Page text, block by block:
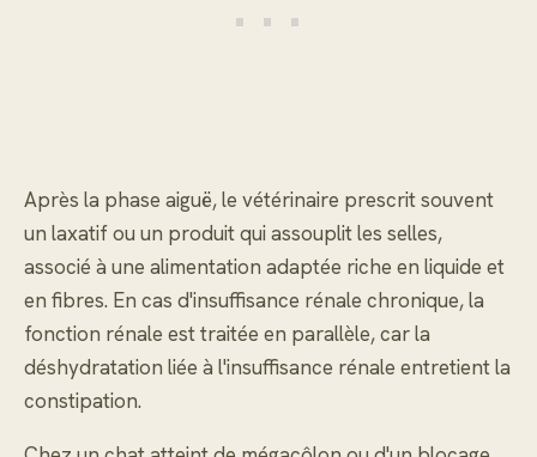
Après la phase aiguë, le vétérinaire prescrit souvent
un laxatif ou un produit qui assouplit les selles,
associé à une alimentation adaptée riche en liquide et
en fibres. En cas d'insuffisance rénale chronique, la
fonction rénale est traitée en parallèle, car la
déshydratation liée à l'insuffisance rénale entretient la
constipation.